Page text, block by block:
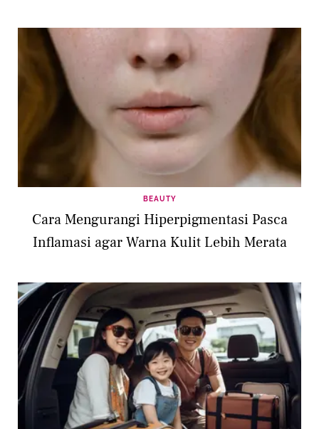
BEAUTY
Cara Mengurangi Hiperpigmentasi Pasca
Inflamasi agar Warna Kulit Lebih Merata